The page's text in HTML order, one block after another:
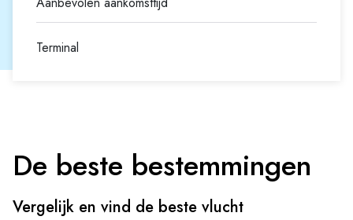
Terminal
De beste bestemmingen
Vergelijk en vind de beste vlucht